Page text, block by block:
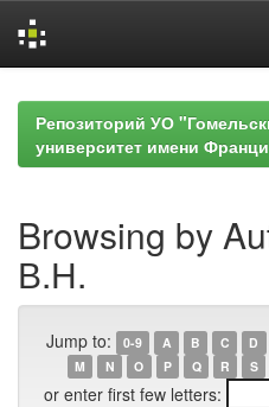
navigationРепозиторий УО
университет имени
Browsing by
В.Н.
Jump to: 0-9 A B C D
M
N O P Q R S
or enter first few letters: